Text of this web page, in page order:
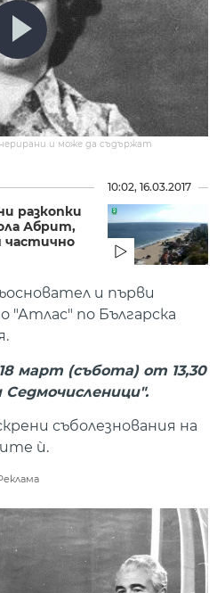
и може да съдържат
разкопки
Абрит,
10:02, 16.03.2017
и първи
"Атлас" по Българска
март (събота) от 13,30
съболезнования на
ѝ.